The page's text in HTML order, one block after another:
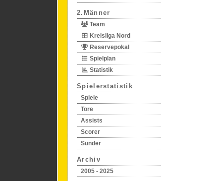
2.Männer
Team
Kreisliga Nord
Reservepokal
Spielplan
Statistik
Spielerstatistik
Spiele
Tore
Assists
Scorer
Sünder
Archiv
2005 - 2025